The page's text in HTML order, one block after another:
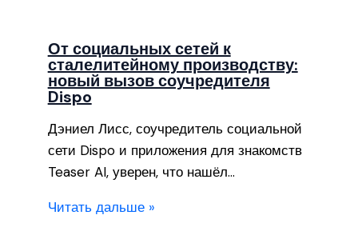
От социальных сетей к
сталелитейному производству:
новый вызов соучредителя
Dispo
Дэниел Лисс, соучредитель социальной
сети Dispo и приложения для знакомств
Teaser AI, уверен, что нашёл…
Читать дальше »